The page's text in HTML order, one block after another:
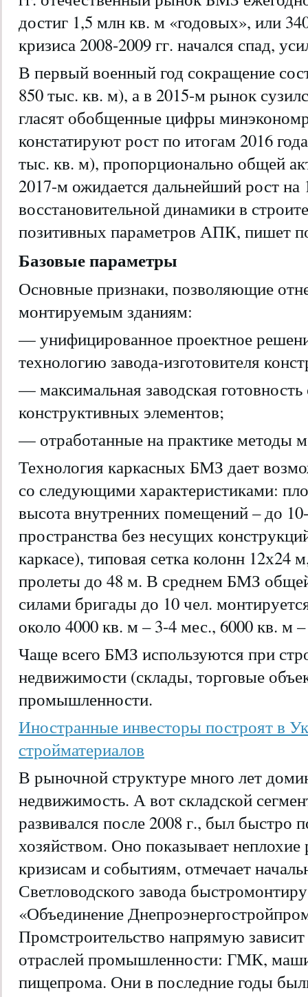
достиг 1,5 млн кв. м «годовых», или
кризиса 2008-2009 гг. начался спад,
В первый военный год сокращение
850 тыс. кв. м), а в 2015-м рынок
гласят обобщенные цифры
констатируют рост по итогам 2016
тыс. кв. м), пропорционально общей
2017-м ожидается дальнейший рост
восстановительной динамики в
позитивных параметров АПК, пишет
Базовые параметры
Основные признаки, позволяющие
монтируемым зданиям:
— унифицированное проектное
технологию завода-изготовителя
— максимальная заводская
конструктивных элементов;
— отработанные на практике методы
Технология каркасных БМЗ дает
со следующими характеристиками:
высота внутренних помещений – до
пространства без несущих
каркасе), типовая сетка колонн
пролеты до 48 м. В среднем БМЗ
силами бригады до 10 чел.
около 4000 кв. м – 3-4 мес., 6000 кв. м
Чаще всего БМЗ используются при
недвижимости (склады, торговые
промышленности.
Иностранные инвесторы построят в
стройматериалов
В рыночной структуре много лет
недвижимость. А вот складской
развивался после 2008 г., был быстро
хозяйством. Оно показывает неплохие
кризисам и событиям, отмечает
Светловодского завода
«Объединение
Промстроительство напрямую
отраслей промышленности: ГМК,
пищепрома. Они в последние годы